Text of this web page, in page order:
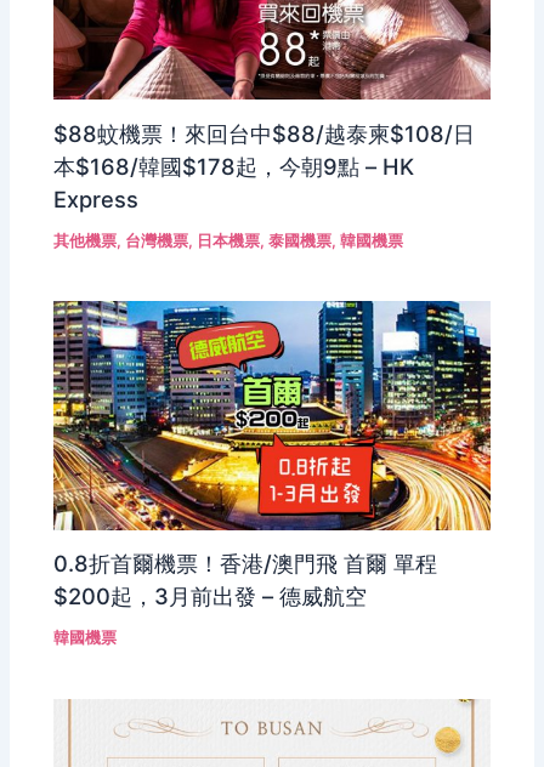
$88蚊機票！來回台中$88/越泰柬$108/日
本$168/韓國$178起，今朝9點 – HK
Express
其他機票, 台灣機票, 日本機票,泰國機票,韓國機票
0.8折首爾機票！香港/澳門飛 首爾 單程
$200起，3月前出發 – 德威航空
韓國機票